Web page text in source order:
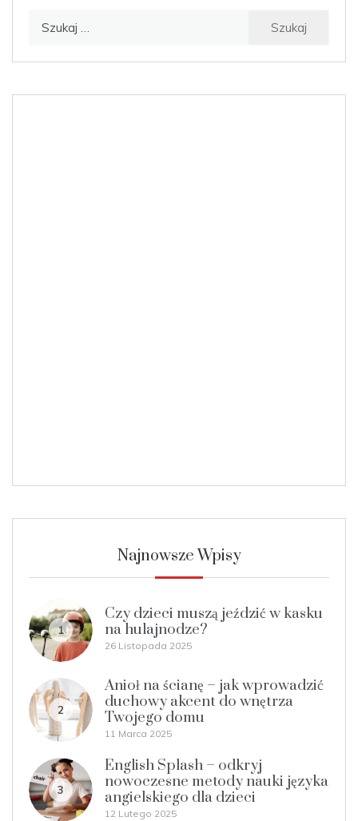
Najnowsze Wpisy
1
Czy dzieci muszą jeździć w kasku
na hulajnodze?
26 Listopada 2025
2
Anioł na ścianę – jak wprowadzić
duchowy akcent do wnętrza
Twojego domu
11 Marca 2025
3
English Splash – odkryj
nowoczesne metody nauki języka
angielskiego dla dzieci
12 Lutego 2025